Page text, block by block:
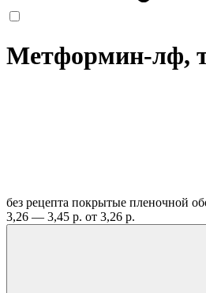
Метформин-лф,
без рецепта покрытые пленочной
3,26 — 3,45 р. от 3,26 р.